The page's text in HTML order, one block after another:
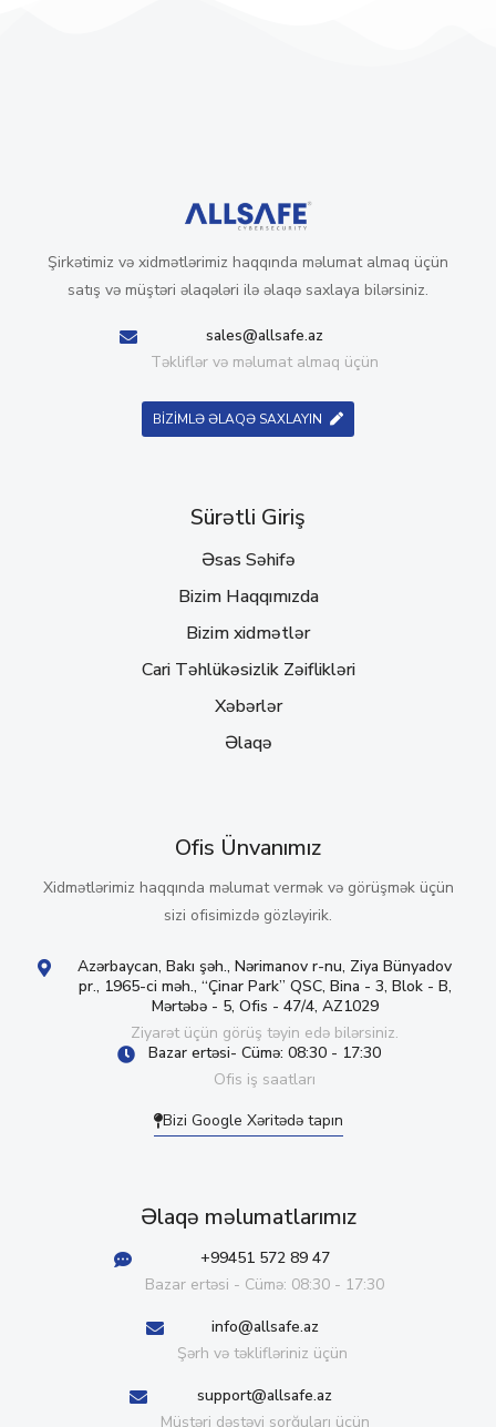
Şirkətimiz və xidmətlərimiz haqqında məlumat almaq üçün
satış və müştəri əlaqələri ilə əlaqə saxlaya bilərsiniz.
sales@allsafe.az
Təkliflər və məlumat almaq üçün
BİZİMLƏ ƏLAQƏ SAXLAYIN
Sürətli Giriş
Əsas Səhifə
Bizim Haqqımızda
Bizim xidmətlər
Cari Təhlükəsizlik Zəiflikləri
Xəbərlər
Əlaqə
Ofis Ünvanımız
Xidmətlərimiz haqqında məlumat vermək və görüşmək üçün
sizi ofisimizdə gözləyirik.
Azərbaycan, Bakı şəh., Nərimanov r-nu, Ziya Bünyadov
pr., 1965-ci məh., “Çinar Park” QSC, Bina - 3, Blok - B,
Mərtəbə - 5, Ofis - 47/4, AZ1029
Ziyarət üçün görüş təyin edə bilərsiniz.
Bazar ertəsi- Cümə: 08:30 - 17:30
Ofis iş saatları
Bizi Google Xəritədə tapın
Əlaqə məlumatlarımız
+99451 572 89 47
Bazar ertəsi - Cümə: 08:30 - 17:30
info@allsafe.az
Şərh və təklifləriniz üçün
support@allsafe.az
Müştəri dəstəyi sorğuları üçün